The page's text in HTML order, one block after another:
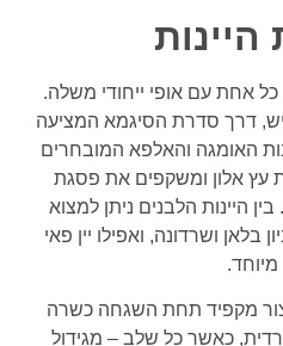
היינות
כל אחת עם אופי ייחודי משלה.
דרך סדרת הסיגמא המציעה
האומגה והאלפא המובחרים
עץ אלון ומשקפים את פסגת
היינות הלבנים ניתן למצוא
בלאן ושרדונה, ואפילו יין פאי
מיוחד.
מקפיד תחת השגחה כשרה
כאשר כל שלב – מגידול